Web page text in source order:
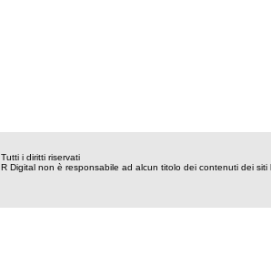
Tutti i diritti riservati
R Digital non è responsabile ad alcun titolo dei contenuti dei siti